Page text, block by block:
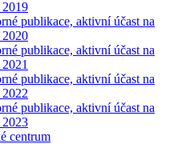
publikace, aktivní účast na
publikace, aktivní účast na
publikace, aktivní účast na
publikace, aktivní účast na
centrum